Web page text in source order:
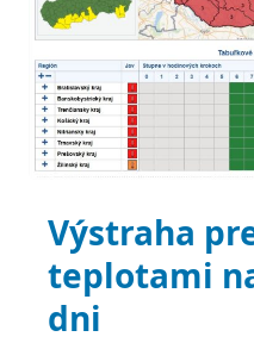
Výstraha
teplotami
dni